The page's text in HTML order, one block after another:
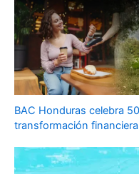
BAC Honduras celebra
transformación